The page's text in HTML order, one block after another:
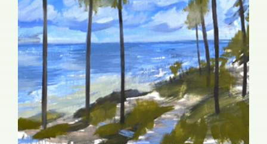
Finissage der Ausstellung
„Ein Paradies in Gefahr –
Landschaftsbilder als
Widerstand“